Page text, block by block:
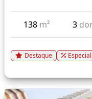
138 m² 3
Destaque Especial